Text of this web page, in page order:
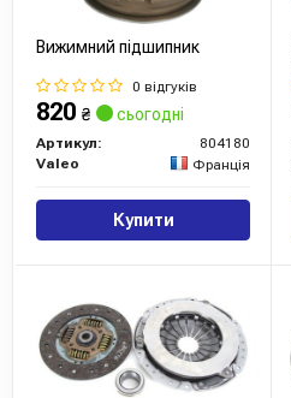
Вижимний підшипник
0 відгуків
820 ₴ сьогодні
Артикул:
804180
Valeo
Франція
Купити